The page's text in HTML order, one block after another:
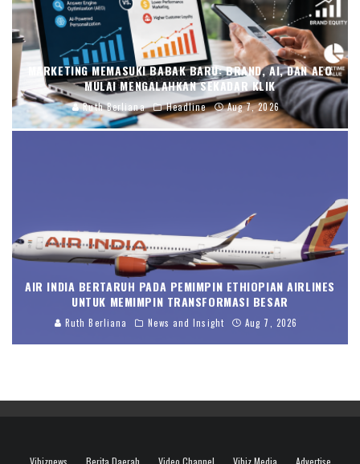
MARKETING MEMASUKI BABAK BARU: BRAND, AI, DAN AEO
MULAI MENGALAHKAN SEKADAR KLIK
Ruth Berliana Headline Aug 7, 2026
AIR INDIA BERTARUH PADA PEMIMPIN ETHIOPIAN AIRLINES
UNTUK MEMIMPIN TRANSFORMASI BESAR
Ruth Berliana News and Insight Aug 7, 2026
Vibiznews Berita Daerah Video Channel Vibiz Media Advertise